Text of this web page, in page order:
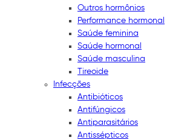
Outros hormônios
Performance hormonal
Saúde feminina
Saúde hormonal
Saúde masculina
Tireoide
Infecções
Antibióticos
Antifúngicos
Antiparasitários
Antissépticos